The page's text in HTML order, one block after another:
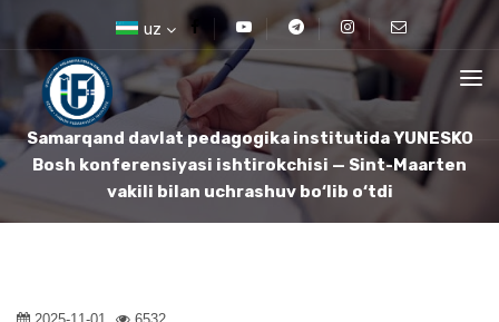
uz
Samarqand davlat pedagogika institutida YUNESKO
Bosh konferensiyasi ishtirokchisi — Sint-Maarten
vakili bilan uchrashuv bo‘lib o‘tdi